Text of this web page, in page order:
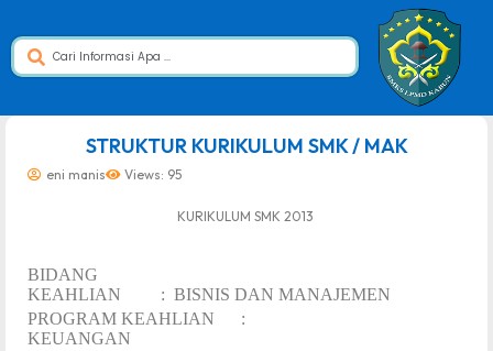
STRUKTUR KURIKULUM SMK / MAK
eni manis Views: 95
KURIKULUM SMK 2013
BIDANG
KEAHLIAN
: BISNIS DAN MANAJEMEN
PROGRAM KEAHLIAN
:
KEUANGAN